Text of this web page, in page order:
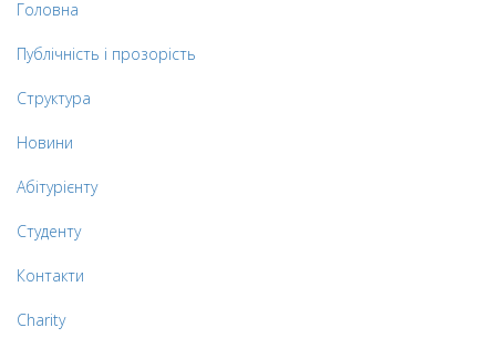
Головна
Публічність і прозорість
Структура
Новини
Абітурієнту
Студенту
Контакти
Charity